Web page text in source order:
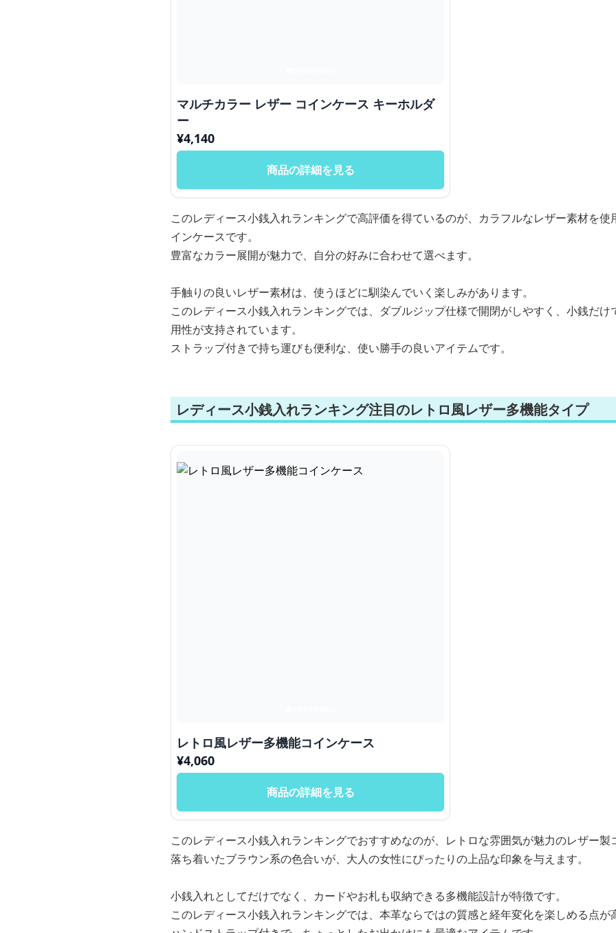
マルチカラー レザー コインケース キーホルダ
ー
¥4,140
商品の詳細を見る
このレディース小銭入れランキングで高評価を得ているのが、カラフルなレザー素材を
インケースです。
豊富なカラー展開が魅力で、自分の好みに合わせて選べます。
手触りの良いレザー素材は、使うほどに馴染んでいく楽しみがあります。
このレディース小銭入れランキングでは、ダブルジップ仕様で開閉がしやすく、小銭だ
用性が支持されています。
ストラップ付きで持ち運びも便利な、使い勝手の良いアイテムです。
レディース小銭入れランキング注目のレトロ風レザー多機能タイプ
レトロ風レザー多機能コインケース
¥4,060
商品の詳細を見る
このレディース小銭入れランキングでおすすめなのが、レトロな雰囲気が魅力のレザー製
落ち着いたブラウン系の色合いが、大人の女性にぴったりの上品な印象を与えます。
小銭入れとしてだけでなく、カードやお札も収納できる多機能設計が特徴です。
このレディース小銭入れランキングでは、本革ならではの質感と経年変化を楽しめる点